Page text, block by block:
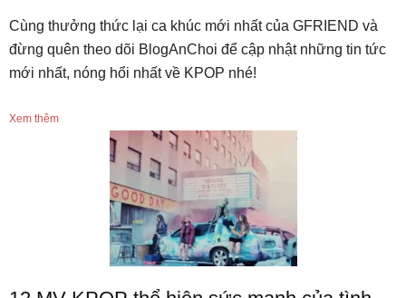
Cùng thưởng thức lại ca khúc mới nhất của GFRIEND và
đừng quên theo dõi BlogAnChoi để cập nhật những tin tức
mới nhất, nóng hổi nhất về KPOP nhé!
Xem thêm